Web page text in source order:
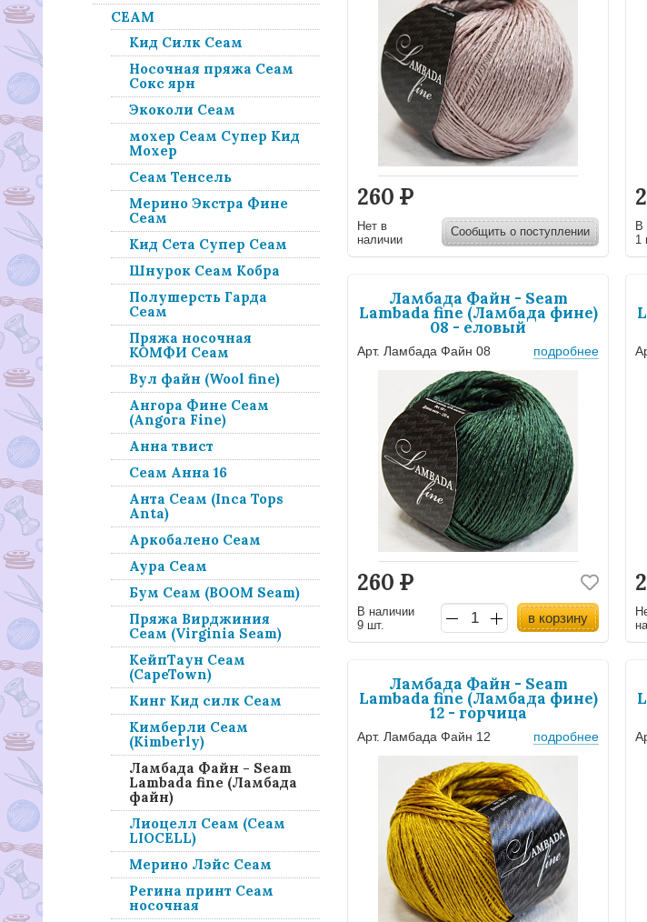
СЕАМ
Кид Силк Сеам
Носочная пряжа Сеам
Сокс ярн
Экоколи Сеам
мохер Сеам Супер Кид
Мохер
Сеам Тенсель
Мерино Экстра Фине
Сеам
Кид Сета Супер Сеам
Шнурок Сеам Кобра
Полушерсть Гарда
Сеам
Пряжа носочная
КОМФИ Сеам
Вул файн (Wool fine)
Ангора Фине Сеам
(Angora Fine)
Анна твист
Сеам Анна 16
Анта Сеам (Inca Tops
Anta)
Аркобалено Сеам
Аура Сеам
Бум Сеам (BOOM Seam)
Пряжа Вирджиния
Сеам (Virginia Seam)
КейпТаун Сеам
(CapeTown)
Кинг Кид силк Сеам
Кимберли Сеам
(Kimberly)
Ламбада Файн - Seam
Lambada fine (Ламбада
файн)
Лиоцелл Сеам (Сеам
LIOCELL)
Мерино Лэйс Сеам
Регина принт Сеам
носочная
260 Р
Нет в
наличии
Сообщить о поступлении
В
1
Ламбада Файн - Seam
Lambada fine (Ламбада фине)
08 - еловый
Арт. Ламбада Файн 08 подробнее
260 Р
В наличии
9 шт.
в корзину
Ламбада Файн - Seam
Lambada fine (Ламбада фине)
12 - горчица
Арт. Ламбада Файн 12 подробнее